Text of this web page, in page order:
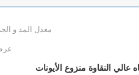
معدل المد و
عالي النقاوة منزوع الأيونات